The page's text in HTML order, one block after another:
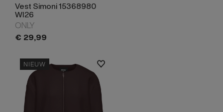
Vest Simoni 15368980
WI26
ONLY
€ 29,99
NIEUW